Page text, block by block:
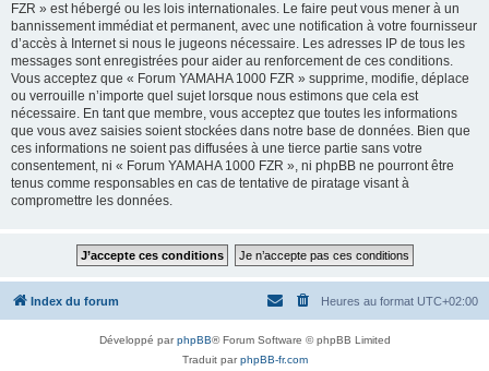
FZR » est hébergé ou les lois internationales. Le faire peut vous mener à un
bannissement immédiat et permanent, avec une notification à votre fournisseur
d’accès à Internet si nous le jugeons nécessaire. Les adresses IP de tous les
messages sont enregistrées pour aider au renforcement de ces conditions.
Vous acceptez que « Forum YAMAHA 1000 FZR » supprime, modifie, déplace
ou verrouille n’importe quel sujet lorsque nous estimons que cela est
nécessaire. En tant que membre, vous acceptez que toutes les informations
que vous avez saisies soient stockées dans notre base de données. Bien que
ces informations ne soient pas diffusées à une tierce partie sans votre
consentement, ni « Forum YAMAHA 1000 FZR », ni phpBB ne pourront être
tenus comme responsables en cas de tentative de piratage visant à
compromettre les données.
Index du forum Heures au format UTC+02:00
Développé parphpBB® Forum Software © phpBB Limited
Traduit parphpBB-fr.com